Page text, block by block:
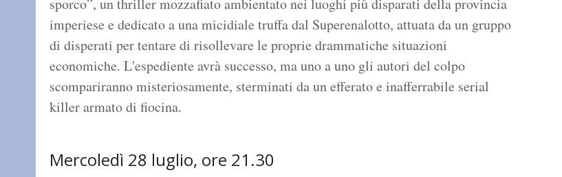
sporco”, un thriller mozzafiato ambientato nei luoghi più disparati della provincia
imperiese e dedicato a una micidiale truffa dal Superenalotto, attuata da un gruppo
di disperati per tentare di risollevare le proprie drammatiche situazioni
economiche. L'espediente avrà successo, ma uno a uno gli autori del colpo
scompariranno misteriosamente, sterminati da un efferato e inafferrabile serial
killer armato di fiocina.
Mercoledì 28 luglio, ore 21.30